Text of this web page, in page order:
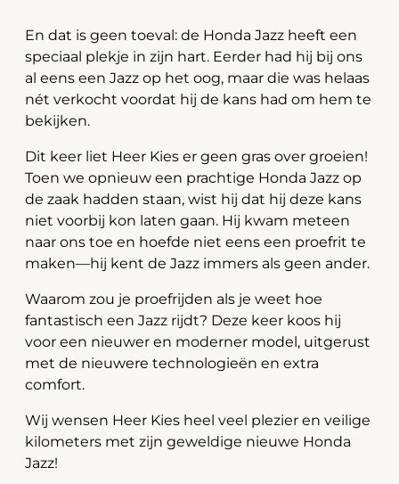
En dat is geen toeval: de Honda Jazz heeft een
speciaal plekje in zijn hart. Eerder had hij bij ons
al eens een Jazz op het oog, maar die was helaas
nét verkocht voordat hij de kans had om hem te
bekijken.
Dit keer liet Heer Kies er geen gras over groeien!
Toen we opnieuw een prachtige Honda Jazz op
de zaak hadden staan, wist hij dat hij deze kans
niet voorbij kon laten gaan. Hij kwam meteen
naar ons toe en hoefde niet eens een proefrit te
maken—hij kent de Jazz immers als geen ander.
Waarom zou je proefrijden als je weet hoe
fantastisch een Jazz rijdt? Deze keer koos hij
voor een nieuwer en moderner model, uitgerust
met de nieuwere technologieën en extra
comfort.
Wij wensen Heer Kies heel veel plezier en veilige
kilometers met zijn geweldige nieuwe Honda
Jazz!